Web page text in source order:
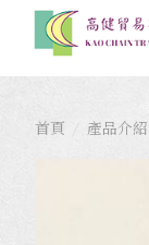
首頁 產品介紹